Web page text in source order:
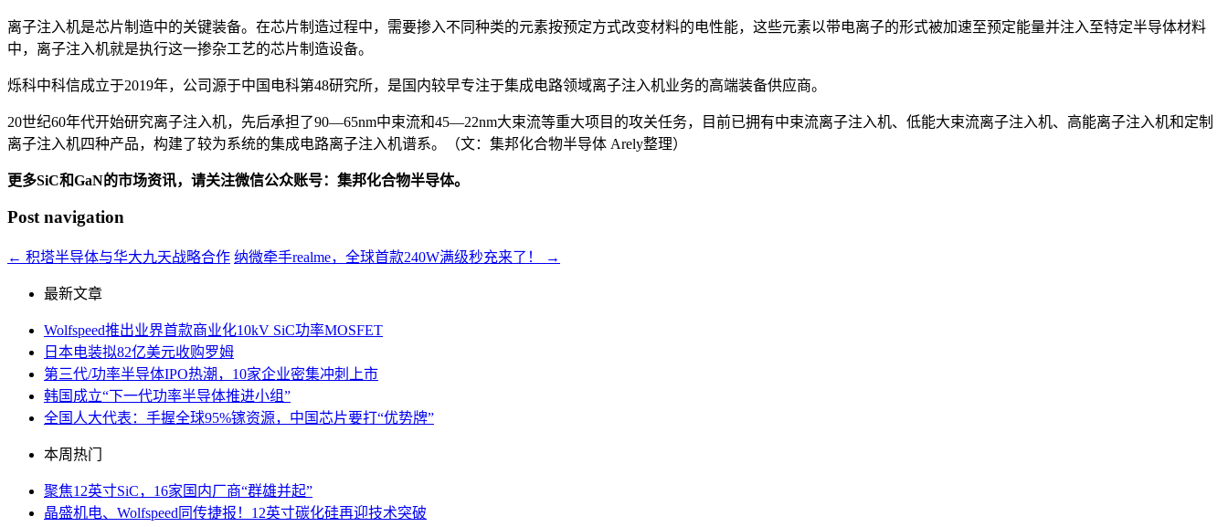
离子注入机是芯片制造中的关键装备。在芯片制造过程中，需要掺入不同种类的元素按预定方式改变材料的电性能，这些元素以带电离子的形式被加速至预定能量并注入至特定半导体材料
中，离子注入机就是执行这一掺杂工艺的芯片制造设备。
烁科中科信成立于2019年，公司源于中国电科第48研究所，是国内较早专注于集成电路领域离子注入机业务的高端装备供应商。
20世纪60年代开始研究离子注入机，先后承担了90—65nm中束流和45—22nm大束流等重大项目的攻关任务，目前已拥有中束流离子注入机、低能大束流离子注入机、高能离子注入机和定制
离子注入机四种产品，构建了较为系统的集成电路离子注入机谱系。（文：集邦化合物半导体 Arely整理）
更多SiC和GaN的市场资讯，请关注微信公众账号：集邦化合物半导体。
Post navigation
← 积塔半导体与华大九天战略合作 纳微牵手realme，全球首款240W满级秒充来了！ →
最新文章
Wolfspeed推出业界首款商业化10kV SiC功率MOSFET
日本电装拟82亿美元收购罗姆
第三代/功率半导体IPO热潮，10家企业密集冲刺上市
韩国成立“下一代功率半导体推进小组”
全国人大代表：手握全球95%镓资源，中国芯片要打“优势牌”
本周热门
聚焦12英寸SiC，16家国内厂商“群雄并起”
晶盛机电、Wolfspeed同传捷报！12英寸碳化硅再迎技术突破